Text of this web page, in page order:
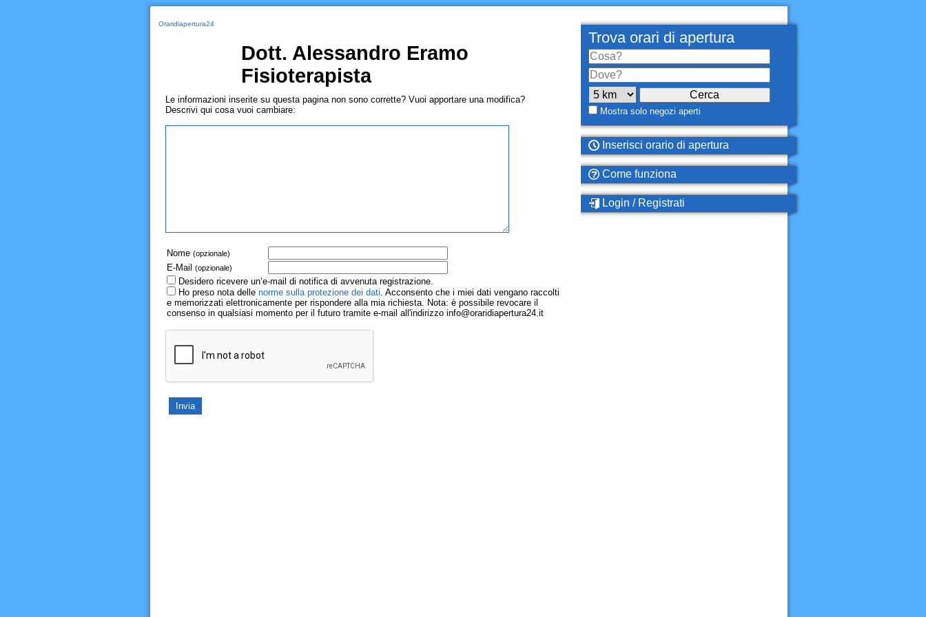
Oraridiapertura24
Dott. Alessandro Eramo
Fisioterapista
Le informazioni inserite su questa pagina non sono corrette? Vuoi apportare una modifica?
Descrivi qui cosa vuoi cambiare:
Nome (opzionale)
E-Mail (opzionale)
Desidero ricevere un’e-mail di notifica di avvenuta registrazione.
Ho preso nota delle norme sulla protezione dei dati. Acconsento che i miei dati vengano raccolti
e memorizzati elettronicamente per rispondere alla mia richiesta. Nota: è possibile revocare il
consenso in qualsiasi momento per il futuro tramite e-mail all'indirizzo info@oraridiapertura24.it
Trova orari di apertura
Mostra solo negozi aperti
Inserisci orario di apertura
Come funziona
Login / Registrati